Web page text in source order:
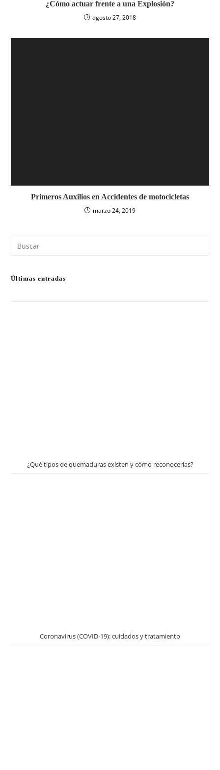
¿Cómo actuar frente a una Explosión?
agosto 27, 2018
Primeros Auxilios en Accidentes de motocicletas
marzo 24, 2019
Últimas entradas
¿Qué tipos de quemaduras existen y cómo reconocerlas?
Coronavirus (COVID-19): cuidados y tratamiento